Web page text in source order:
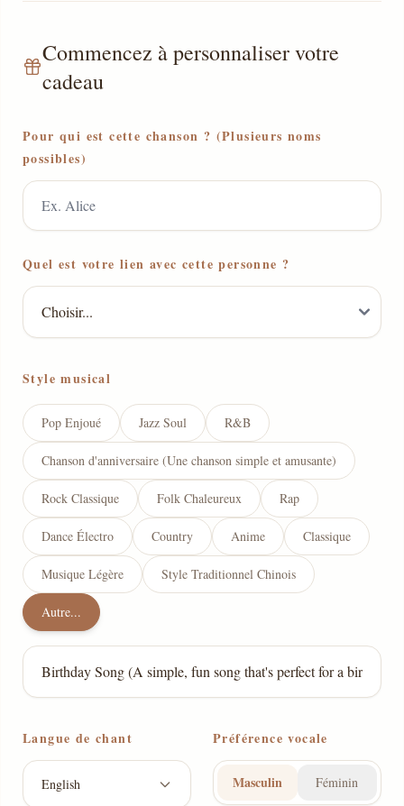
Commencez à personnaliser votre
cadeau
Pour qui est cette chanson ? (Plusieurs noms
possibles)
Quel est votre lien avec cette personne ?
Style musical
Pop Enjoué Jazz Soul R&B
Chanson d'anniversaire (Une chanson simple et amusante)
Rock Classique Folk Chaleureux Rap
Dance Électro Country Anime Classique
Musique Légère Style Traditionnel Chinois
Autre...
Langue de chant
English
Préférence vocale
Masculin Féminin